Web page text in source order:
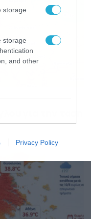
storage
storage
and other
Privacy Policy
για την τάση